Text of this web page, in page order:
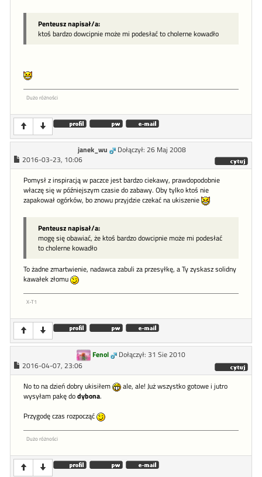
Penteusz napisał/a:
ktoś bardzo dowcipnie może mi podesłać to cholerne kowadło
Dużo różności
janek_wu
Dołączył: 26 Maj 2008
2016-03-23, 10:06
Pomysł z inspiracją w paczce jest bardzo ciekawy, prawdopodobnie
właczę się w późniejszym czasie do zabawy. Oby tylko ktoś nie
zapakował ogórków, bo znowu przyjdzie czekać na ukiszenie
Penteusz napisał/a:
mogę się obawiać, że ktoś bardzo dowcipnie może mi podesłać
to cholerne kowadło
To żadne zmartwienie, nadawca zabuli za przesyłkę, a Ty zyskasz solidny
kawałek złomu
X-T1
Fenol
Dołączył: 31 Sie 2010
2016-04-07, 23:06
No to na dzień dobry ukisiłem
ale, ale! Już wszystko gotowe i jutro
wysyłam pakę dodybona.
Przygodę czas rozpocząć
Dużo różności